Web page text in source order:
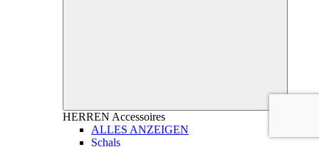
HERREN Accessoires
ALLES ANZEIGEN
Schals